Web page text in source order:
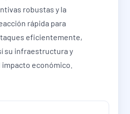
robustas y la
rápida para
eficientemente,
su infraestructura y
económico.